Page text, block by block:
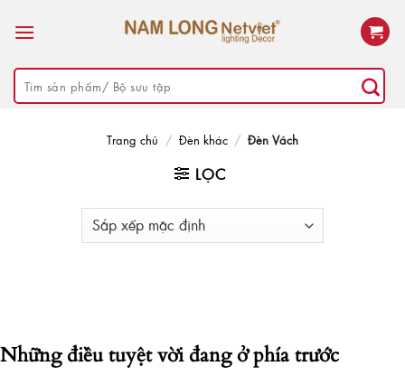
Tìm
kiếm:
Trang chủ / Đèn khác / Đèn Vách
LỌC
Những điều tuyệt vời đang ở phía trước